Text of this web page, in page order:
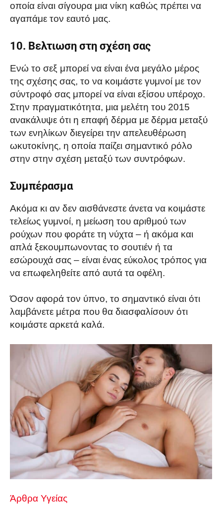
οποία είναι σίγουρα μια νίκη καθώς πρέπει να
αγαπάμε τον εαυτό μας.
10. Βελτιωση στη σχέση σας
Ενώ το σεξ μπορεί να είναι ένα μεγάλο μέρος
της σχέσης σας, το να κοιμάστε γυμνοί με τον
σύντροφό σας μπορεί να είναι εξίσου υπέροχο.
Στην πραγματικότητα, μια μελέτη του 2015
ανακάλυψε ότι η επαφή δέρμα με δέρμα μεταξύ
των ενηλίκων διεγείρει την απελευθέρωση
ωκυτοκίνης, η οποία παίζει σημαντικό ρόλο
στην στην σχέση μεταξύ των συντρόφων.
Συμπέρασμα
Ακόμα κι αν δεν αισθάνεστε άνετα να κοιμάστε
τελείως γυμνοί, η μείωση του αριθμού των
ρούχων που φοράτε τη νύχτα – ή ακόμα και
απλά ξεκουμπωνοντας το σουτιέν ή τα
εσώρουχά σας – είναι ένας εύκολος τρόπος για
να επωφεληθείτε από αυτά τα οφέλη.
Όσον αφορά τον ύπνο, το σημαντικό είναι ότι
λαμβάνετε μέτρα που θα διασφαλίσουν ότι
κοιμάστε αρκετά καλά.
Άρθρα Υγείας